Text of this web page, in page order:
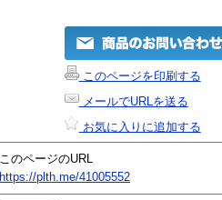
このページを印刷する
メールでURLを送る
お気に入りに追加する
このページのURL
https://plth.me/41005552